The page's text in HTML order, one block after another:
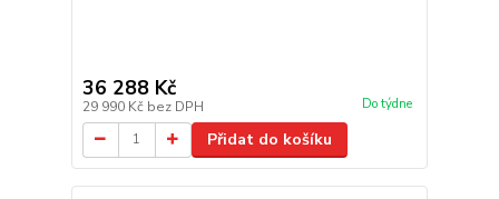
36 288 Kč
29 990 Kč bez DPH Do týdne
Přidat do košíku